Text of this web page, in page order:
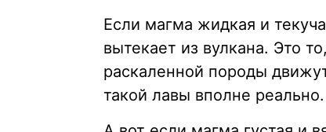
Если магма жидкая и
вытекает из вулкана. Это
раскаленной породы
такой лавы вполне реально.